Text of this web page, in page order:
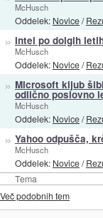
Tema
McHusch
Oddelek: Novice/
» Intel po dolgih
McHusch
Oddelek: Novice/
» Microsoft kljub
odlično poslovno
McHusch
Oddelek: Novice/
» Yahoo odpušča,
McHusch
Oddelek: Novice/
Več podobnih tem